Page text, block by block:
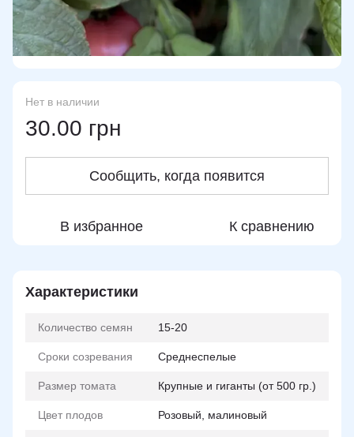
Нет в наличии
30.00 грн
Сообщить, когда появится
В избранное К сравнению
Характеристики
Количество семян 15-20
Сроки созревания Среднеспелые
Размер томата Крупные и гиганты (от 500 гр.)
Цвет плодов Розовый, малиновый